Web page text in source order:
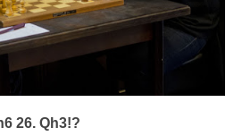
26. Qh3!?